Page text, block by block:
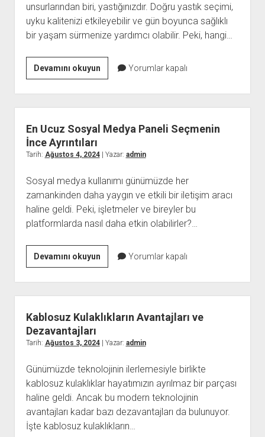
unsurlarından biri, yastığınızdır. Doğru yastık seçimi,
uyku kalitenizi etkileyebilir ve gün boyunca sağlıklı
bir yaşam sürmenize yardımcı olabilir. Peki, hangi…
Devamını okuyunYastık
Seçiminde
Bilmeniz
Gerekenler
Yorumlar kapalı
En Ucuz Sosyal Medya Paneli Seçmenin
İnce Ayrıntıları
Tarih: Ağustos 4, 2024| Yazar: admin
Sosyal medya kullanımı günümüzde her
zamankinden daha yaygın ve etkili bir iletişim aracı
haline geldi. Peki, işletmeler ve bireyler bu
platformlarda nasıl daha etkin olabilirler?…
Devamını okuyunEn
Ucuz
Sosyal
Medya
Paneli
İnce
Yorumlar kapalı
Kablosuz Kulaklıkların Avantajları ve
Dezavantajları
Tarih: Ağustos 3, 2024| Yazar: admin
Günümüzde teknolojinin ilerlemesiyle birlikte
kablosuz kulaklıklar hayatımızın ayrılmaz bir parçası
haline geldi. Ancak bu modern teknolojinin
avantajları kadar bazı dezavantajları da bulunuyor.
İşte kablosuz kulaklıkların…